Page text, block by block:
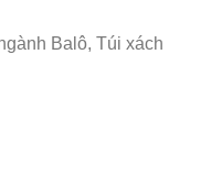
Balô, Túi xách